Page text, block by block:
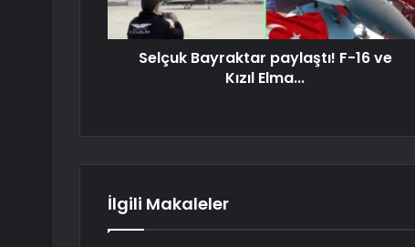
Selçuk Bayraktar paylaştı! F-16 ve
Kızıl Elma...
İlgili Makaleler